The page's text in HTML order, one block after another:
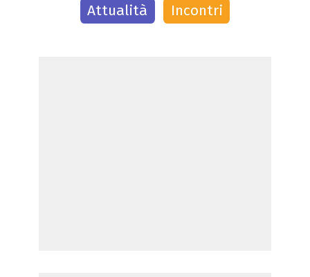
Attualità Incontri